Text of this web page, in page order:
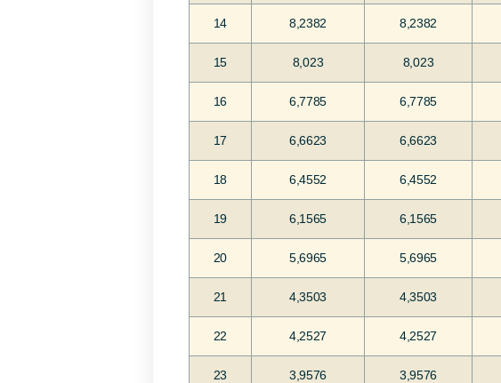
14 8,2382 8,2382
15 8,023 8,023
16 6,7785 6,7785
17 6,6623 6,6623
18 6,4552 6,4552
19 6,1565 6,1565
20 5,6965 5,6965
21 4,3503 4,3503
22 4,2527 4,2527
23 3,9576 3,9576